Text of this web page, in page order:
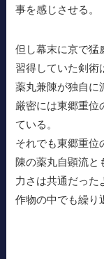
事を感じさせる。
但し幕末に京で猛
習得していた剣術
薬丸兼陳が独自に
厳密には東郷重位
ている。
それでも東郷重位
陳の薬丸自顕流と
力さは共通だった
作物の中でも繰り